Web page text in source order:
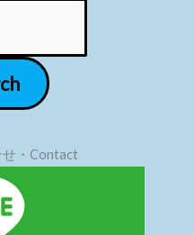
せ・Contact